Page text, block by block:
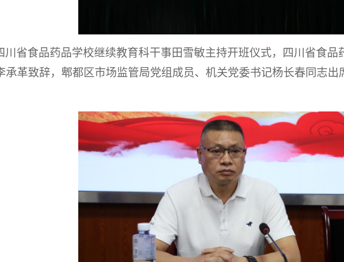
川省食品药品学校继续教育科干事田雪敏主持开班仪式，四川省食品
承革致辞， 郫都区市场监管局党组成员、机关党委书记杨长春同志出